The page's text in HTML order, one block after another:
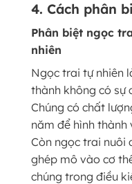
4. Cách phân
Phân biệt ngọc
nhiên
Ngọc trai tự nhiên
thành không có sự
Chúng có chất
năm để hình
Còn ngọc trai nuôi
ghép mô vào cơ
chúng trong điều